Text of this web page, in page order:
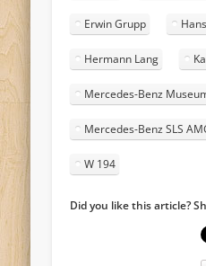
Erwin Grupp
Hermann Lang
Mercedes-Benz
Mercedes-Benz SLS
W 194
Did you like this article?